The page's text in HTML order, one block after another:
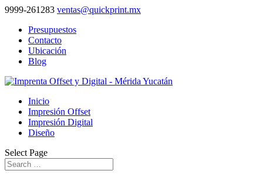
9999-261283 ventas@quickprint.mx
Presupuestos
Contacto
Ubicación
Blog
Inicio
Impresión Offset
Impresión Digital
Diseño
Select Page